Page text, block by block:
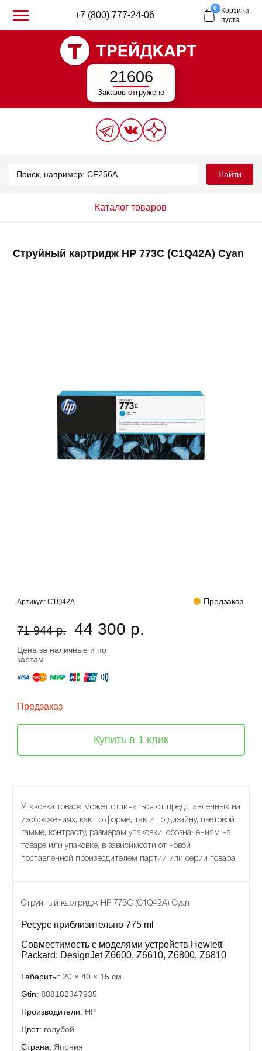
+7 (800) 777-24-06
0
Корзина
пуста
21606
Заказов отгружено
Найти
Каталог товаров
Струйный картридж HP 773C (C1Q42A) Cyan
Артикул:C1Q42A Предзаказ
71 944 р. 44 300 р.
Цена за наличные и по
картам
Предзаказ
Купить в 1 клик
Упаковка товара может отличаться от представленных на
изображениях, как по форме, так и по дизайну, цветовой
гамме, контрасту, размерам упаковки, обозначениям на
товаре или упаковке, в зависимости от новой
поставленной производителем партии или серии товара.
Струйный картридж HP 773C (C1Q42A) Cyan
Ресурс приблизительно 775 ml
Совместимость с моделями устройств Hewlett
Packard: DesignJet Z6600, Z6610, Z6800, Z6810
Габариты: 20 × 40 × 15 см
Gtin: 888182347935
Производители: HP
Цвет: голубой
Страна: Япония